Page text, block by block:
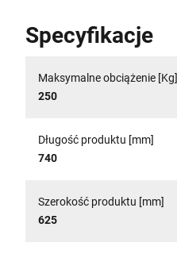
Specyfikacje
Maksymalne obciążenie [Kg]
250
Długość produktu [mm]
740
Szerokość produktu [mm]
625